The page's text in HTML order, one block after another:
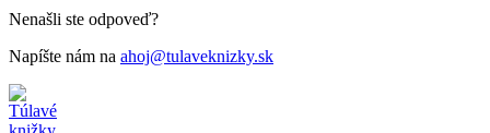
Nenašli ste odpoveď?
Napíšte nám na ahoj@tulaveknizky.sk